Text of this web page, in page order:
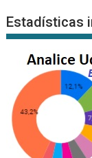
Estadísticas